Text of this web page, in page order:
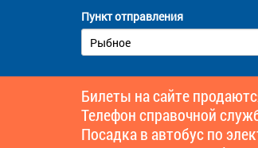
Пункт отправления
Билеты на сайте
Телефон справочной
Посадка в автобус по